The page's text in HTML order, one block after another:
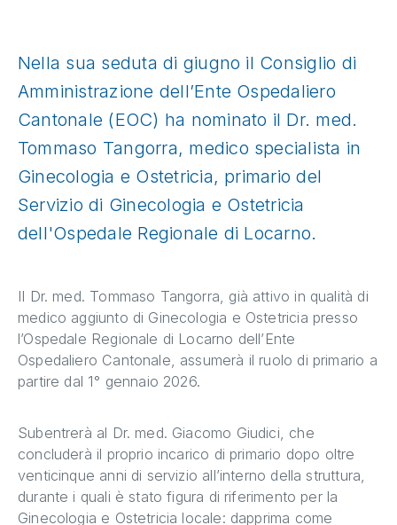
Nella sua seduta di giugno il Consiglio di
Amministrazione dell’Ente Ospedaliero
Cantonale (EOC) ha nominato il Dr. med.
Tommaso Tangorra, medico specialista in
Ginecologia e Ostetricia, primario del
Servizio di Ginecologia e Ostetricia
dell'Ospedale Regionale di Locarno.
Il Dr. med. Tommaso Tangorra, già attivo in qualità di
medico aggiunto di Ginecologia e Ostetricia presso
l’Ospedale Regionale di Locarno dell’Ente
Ospedaliero Cantonale, assumerà il ruolo di primario a
partire dal 1° gennaio 2026.
Subentrerà al Dr. med. Giacomo Giudici, che
concluderà il proprio incarico di primario dopo oltre
venticinque anni di servizio all’interno della struttura,
durante i quali è stato figura di riferimento per la
Ginecologia e Ostetricia locale: dapprima come